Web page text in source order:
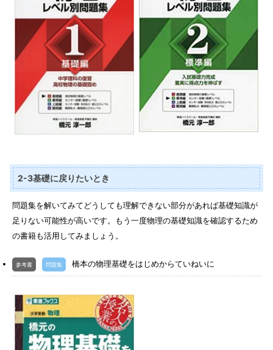
2-3基礎に戻りたいとき
問題集を解いてみてどうしても理解できない部分があれば基礎知識が
足りない可能性が高いです。もう一度物理の基礎知識を確認するため
の書籍も活用してみましょう。
参考書 問題集 橋本の物理基礎をはじめからていねいに